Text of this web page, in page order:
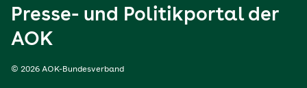
Presse- und Politikportal der
AOK
© 2026 AOK-Bundesverband